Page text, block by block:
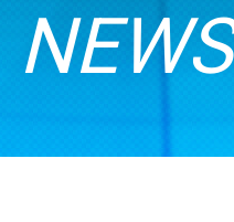
NEWS